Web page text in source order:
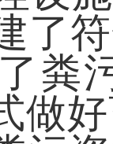
了
粪
做